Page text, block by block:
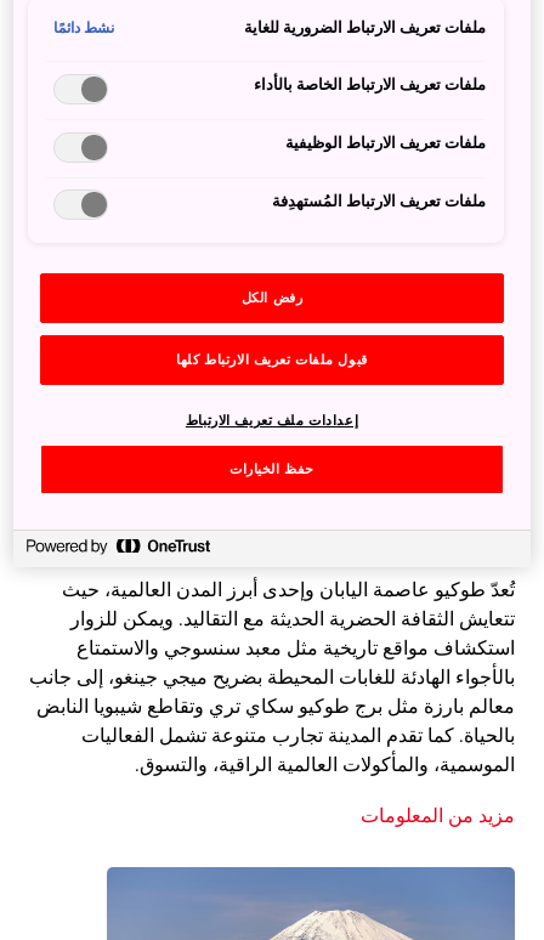
مواقع طبيعية مميزة مثل شلالات كيغون وبحيرة تشوزنجي.
الساخنة، والأنشطة الخارجية، ما يجعل نيكو واحدةً من أبرز
طوكيو
تُعدّ طوكيو عاصمة اليابان وإحدى أبرز المدن العالمية، حيث
تتعايش الثقافة الحضرية الحديثة مع التقاليد. ويمكن للزوار
استكشاف مواقع تاريخية مثل معبد سنسوجي والاستمتاع
بالأجواء الهادئة للغابات المحيطة بضريح ميجي جينغو، إلى جانب
معالم بارزة مثل برج طوكيو سكاي تري وتقاطع شيبويا النابض
بالحياة. كما تقدم المدينة تجارب متنوعة تشمل الفعاليات
الموسمية، والمأكولات العالمية الراقية، والتسوق.
مزيد من المعلومات
ملفات تعريف الارتباط الضرورية للغاية نشط دائمًا
ملفات تعريف الارتباط الخاصة بالأداء
ملفات تعريف الارتباط الوظيفية
ملفات تعريف الارتباط المُستهدِفة
رفض الكل
قبول ملفات تعريف الارتباط كلها
حفظ الخيارات
إعدادات ملف تعريف الارتباط